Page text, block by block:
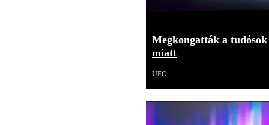
Megkongatták a
miatt
UFO